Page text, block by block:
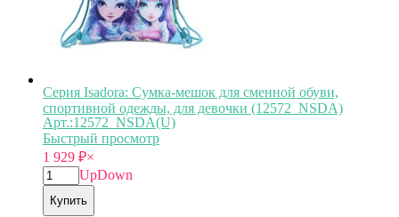
Серия Isadora: Сумка-мешок для сменной обуви,
спортивной одежды, для девочки (12572_NSDA)
Арт.:12572_NSDA(U)
Быстрый просмотр
1 929 ₽×
UpDown
Купить